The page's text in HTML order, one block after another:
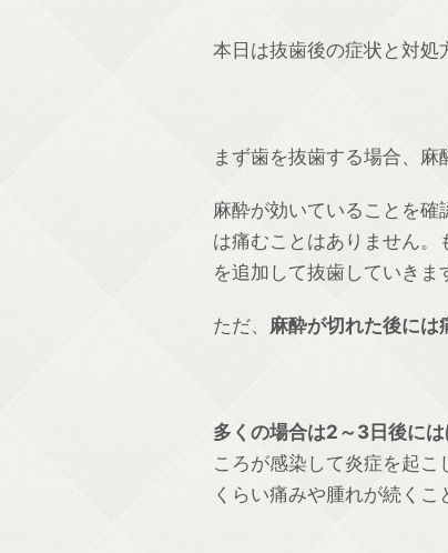
本日は抜歯後の症状と対処
まず歯を抜歯する場合、麻
麻酔が効いていることを
は痛むことはありません
を追加して抜歯していきま
ただ、 麻酔が切れた後には
多くの場合は2～3日後には
ころが感染して炎症を起
くらい痛みや腫れが続くこ